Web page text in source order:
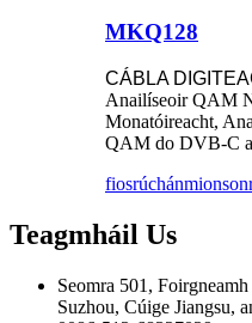
MKQ128
CÁBLA
Anailíseoir QAM
Monatóireacht,
QAM do DVB-C
fiosrúchán
Teagmháil Us
Seomra 501,
Suzhou, Cúige Jiangsu,